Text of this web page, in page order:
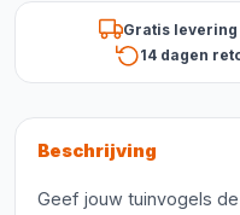
Gratis
14 dagen
Beschrijving
Geef jouw tuinvogels